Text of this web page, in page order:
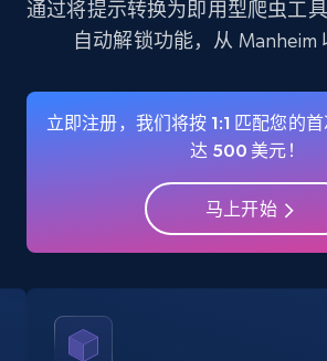
Instagram - Profiles
Account, Fbid, ID, Followers, Posts
business account, Is professional
verified, and more.
Social media
通过将提示转换为即用型爬虫工
自动解锁功能，从 Manheim
立即注册，我们将按 1:1 匹配您的
达 500 美元！
马上开始